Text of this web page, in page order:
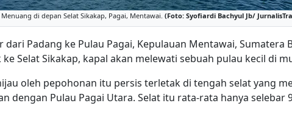
di depan Selat Sikakap, Pagai, Mentawai. (Foto: Syofiardi Bachyul Jb/
dari Padang ke Pulau Pagai, Kepulauan Mentawai, Sumatera
Selat Sikakap, kapal akan melewati sebuah pulau kecil di
oleh pepohonan itu persis terletak di tengah selat yang
dengan Pulau Pagai Utara. Selat itu rata-rata hanya selebar